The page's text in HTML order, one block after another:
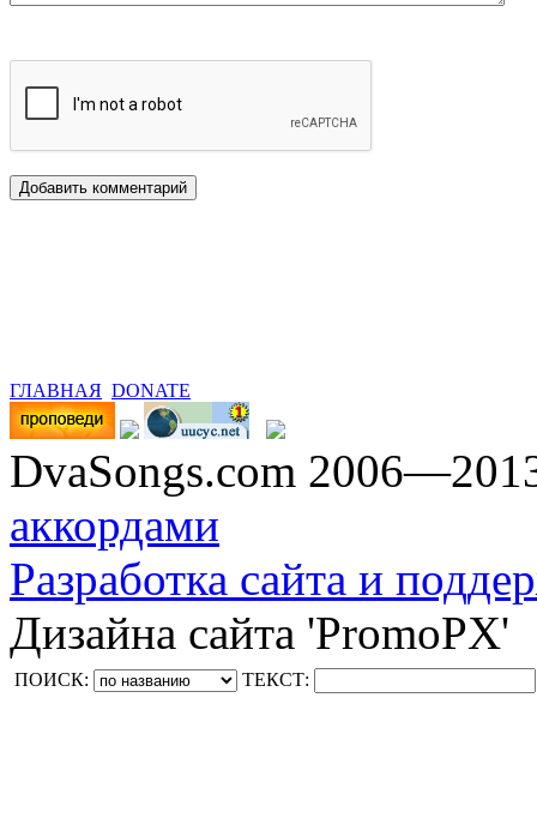
ГЛАВНАЯ DONATE
DvaSongs.com
аккордами
Разработка сайта и
Дизайна сайта 'PromoPX'
ПОИСК: ТЕКСТ: